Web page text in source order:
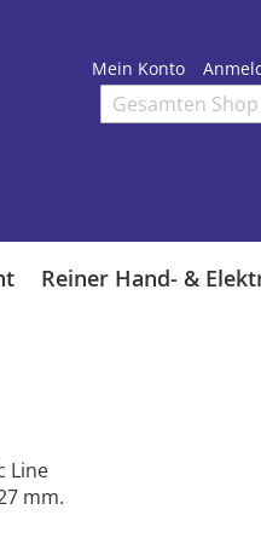
Mein Konto
Reiner Hand- &
Line
mm.